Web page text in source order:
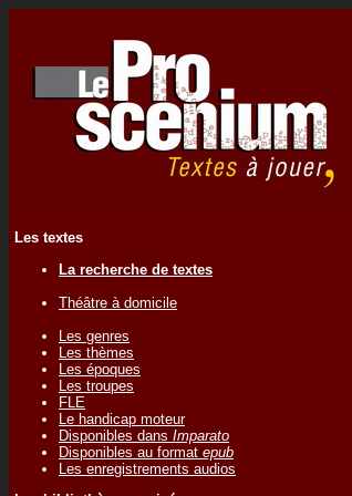
Les textes
La recherche de textes
Théâtre à domicile
Les genres
Les thèmes
Les époques
Les troupes
FLE
Le handicap moteur
Disponibles dans Imparato
Disponibles au format epub
Les enregistrements audios